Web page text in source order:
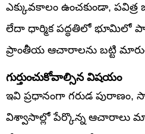
ఎక్కువకాలం ఉంచకుండా,
లేదా ధార్మిక పద్ధతిలో భూమిలో
ప్రాంతీయ ఆచారాలను బట్టి
గుర్తుంచుకోవాల్సిన విషయం
ఇవి ప్రధానంగా గరుడ
విశ్వాసాల్లో పేర్కొన్న ఆచారాలు